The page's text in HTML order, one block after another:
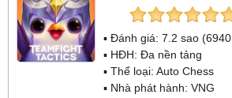
▪ Đánh giá: 7.2 sao (6940
▪ HĐH: Đa nền tảng
▪ Thể loại: Auto Chess
▪ Nhà phát hành: VNG